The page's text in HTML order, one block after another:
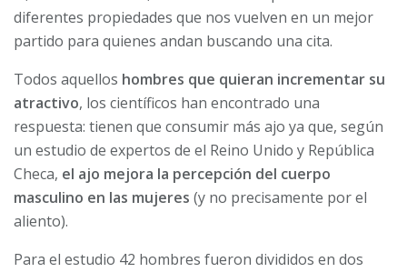
diferentes propiedades que nos vuelven en un mejor
partido para quienes andan buscando una cita.
Todos aquellos hombres que quieran incrementar su
atractivo, los científicos han encontrado una
respuesta: tienen que consumir más ajo ya que, según
un estudio de expertos de el Reino Unido y República
Checa, el ajo mejora la percepción del cuerpo
masculino en las mujeres (y no precisamente por el
aliento).
Para el estudio 42 hombres fueron divididos en dos